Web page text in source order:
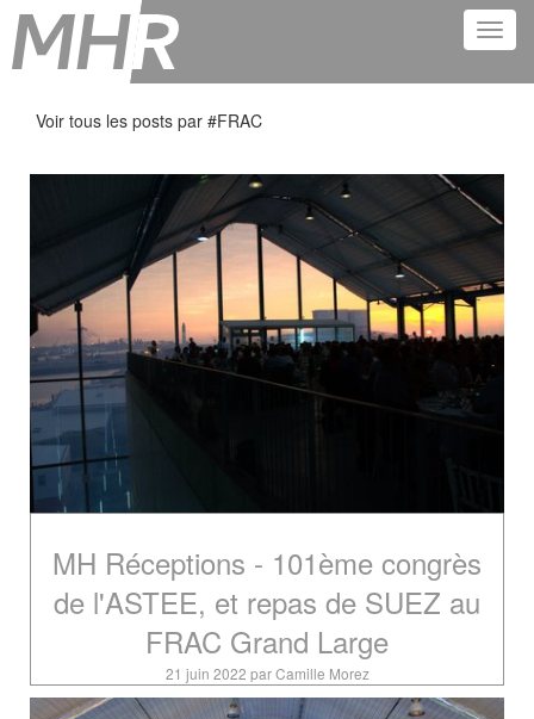
Voir tous les posts par #FRAC
MH Réceptions - 101ème congrès
de l'ASTEE, et repas de SUEZ au
FRAC Grand Large
21 juin 2022 par Camille Morez